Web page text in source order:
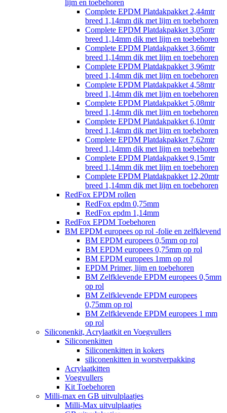
lijm en toebehoren
Complete EPDM Platdakpakket 2,44mtr
breed 1,14mm dik met lijm en toebehoren
Complete EPDM Platdakpakket 3,05mtr
breed 1,14mm dik met lijm en toebehoren
Complete EPDM Platdakpakket 3,66mtr
breed 1,14mm dik met lijm en toebehoren
Complete EPDM Platdakpakket 3,96mtr
breed 1,14mm dik met lijm en toebehoren
Complete EPDM Platdakpakket 4,58mtr
breed 1,14mm dik met lijm en toebehoren
Complete EPDM Platdakpakket 5,08mtr
breed 1,14mm dik met lijm en toebehoren
Complete EPDM Platdakpakket 6,10mtr
breed 1,14mm dik met lijm en toebehoren
Complete EPDM Platdakpakket 7,62mtr
breed 1,14mm dik met lijm en toebehoren
Complete EPDM Platdakpakket 9,15mtr
breed 1,14mm dik met lijm en toebehoren
Complete EPDM Platdakpakket 12,20mtr
breed 1,14mm dik met lijm en toebehoren
RedFox EPDM rollen
RedFox epdm 0,75mm
RedFox epdm 1,14mm
RedFox EPDM Toebehoren
BM EPDM europees op rol -folie en zelfklevend
BM EPDM europees 0,5mm op rol
BM EPDM europees 0,75mm op rol
BM EPDM europees 1mm op rol
EPDM Primer, lijm en toebehoren
BM Zelfklevende EPDM europees 0,5mm
op rol
BM Zelfklevende EPDM europees
0,75mm op rol
BM Zelfklevende EPDM europees 1 mm
op rol
Siliconenkit, Acrylaatkit en Voegvullers
Siliconenkitten
Siliconenkitten in kokers
siliconenkitten in worstverpakking
Acrylaatkitten
Voegvullers
Kit Toebehoren
Milli-max en GB uitvulplaatjes
Milli-Max uitvulplaatjes